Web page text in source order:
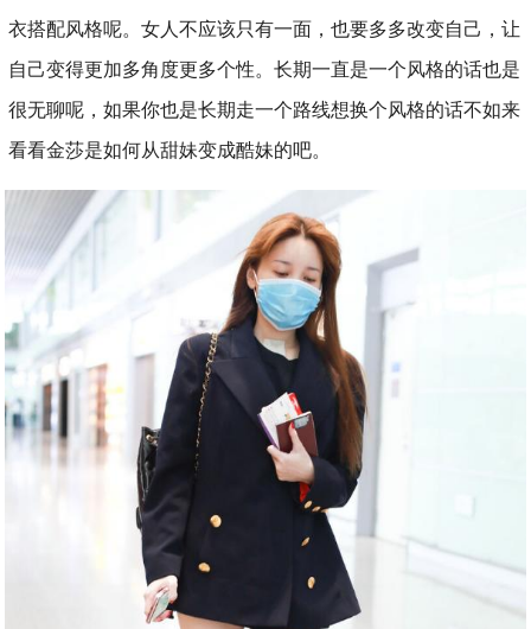
衣搭配风格呢。女人不应该只有一面，也要多多改变自己，让
自己变得更加多角度更多个性。长期一直是一个风格的话也是
很无聊呢，如果你也是长期走一个路线想换个风格的话不如来
看看金莎是如何从甜妹变成酷妹的吧。